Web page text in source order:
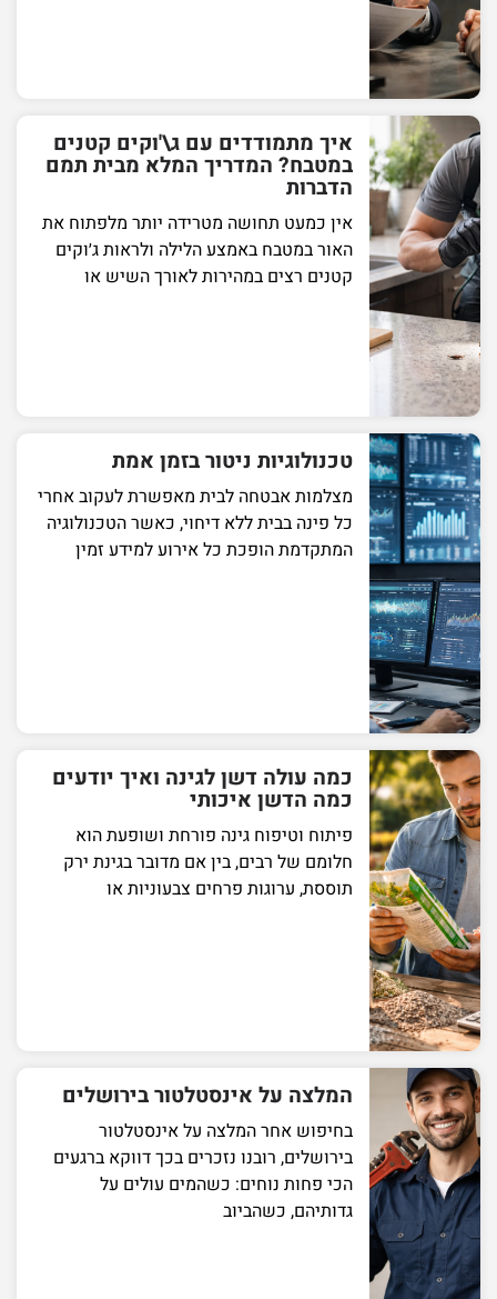
איך מתמודדים עם ג\'וקים קטנים
במטבח? המדריך המלא מבית תמם
הדברות
אין כמעט תחושה מטרידה יותר מלפתוח את
האור במטבח באמצע הלילה ולראות ג׳וקים
קטנים רצים במהירות לאורך השיש או
טכנולוגיות ניטור בזמן אמת
מצלמות אבטחה לבית מאפשרת לעקוב אחרי
כל פינה בבית ללא דיחוי, כאשר הטכנולוגיה
המתקדמת הופכת כל אירוע למידע זמין
כמה עולה דשן לגינה ואיך יודעים
כמה הדשן איכותי
פיתוח וטיפוח גינה פורחת ושופעת הוא
חלומם של רבים, בין אם מדובר בגינת ירק
תוססת, ערוגות פרחים צבעוניות או
המלצה על אינסטלטור בירושלים
בחיפוש אחר המלצה על אינסטלטור
בירושלים, רובנו נזכרים בכך דווקא ברגעים
הכי פחות נוחים: כשהמים עולים על
גדותיהם, כשהביוב